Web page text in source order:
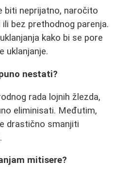
biti neprijatno, naročito
bez prethodnog parenja.
kako bi se pore
uklanjanje.
nestati?
rada lojnih žlezda,
eliminisati. Međutim,
drastično smanjiti
mitisere?